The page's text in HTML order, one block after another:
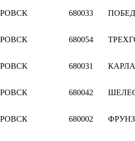
680033
680054
680031
680042
680002